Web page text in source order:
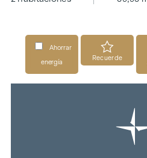
Ahorrar
energía
Recuerde